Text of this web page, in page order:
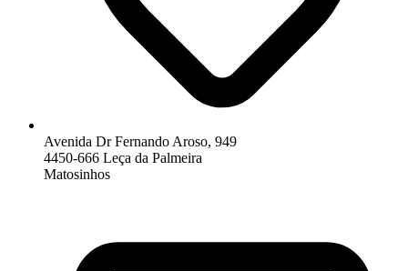
Avenida Dr Fernando Aroso, 949
4450-666 Leça da Palmeira
Matosinhos